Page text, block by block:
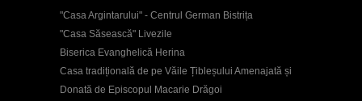
"Casa Argintarului" - Centrul German Bistrița
"Casa Săsească" Livezile
Biserica Evanghelică Herina
Casa tradițională de pe Văile Țibleșului Amenajată și
Donată de Episcopul Macarie Drăgoi